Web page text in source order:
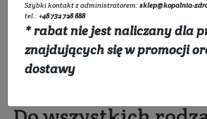
Mydło
DRZEWO
Szybki kontakt z administratorem:sklep@kopalnia-
tel.:+48 732 728 888
* rabat nie jest naliczany dla
znajdujących się w promocji
dostawy